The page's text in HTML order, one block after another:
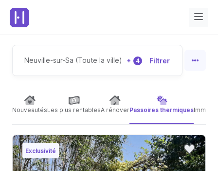
Neuville-sur-Sa (Toute la ville) + 4 Filtrer
NouveautésLes plus rentablesA rénoverPassoires thermiques
Exclusivité